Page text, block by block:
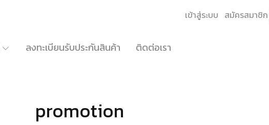
เข้าสู่ระบบ สมัครสมาชิก
ลงทะเบียนรับประกันสินค้า ติดต่อเรา
promotion